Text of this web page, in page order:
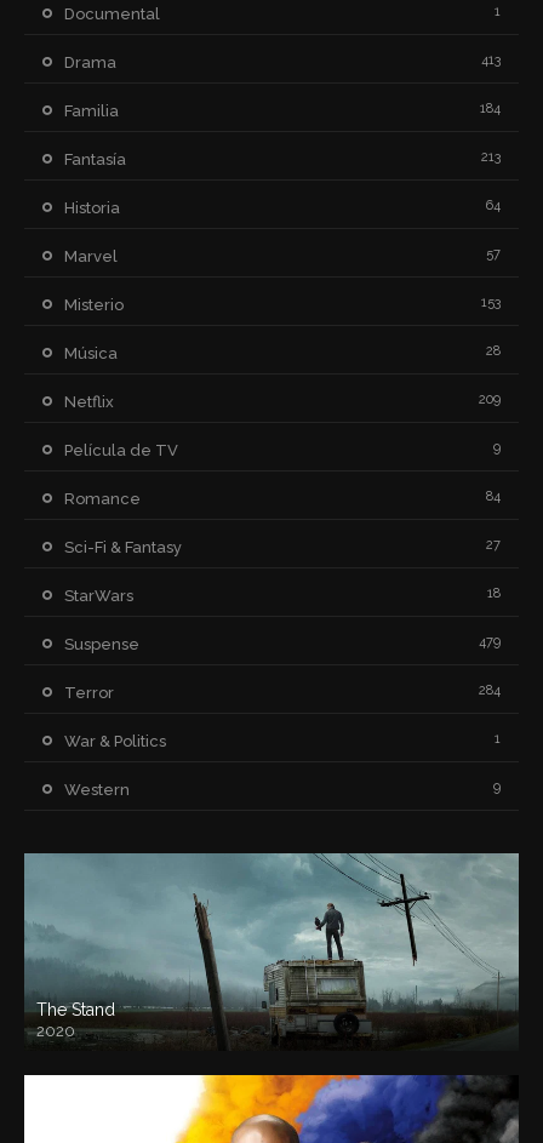
Documental 1
Drama 413
Familia 184
Fantasía 213
Historia 64
Marvel 57
Misterio 153
Música 28
Netflix 209
Película de TV 9
Romance 84
Sci-Fi & Fantasy 27
StarWars 18
Suspense 479
Terror 284
War & Politics 1
Western 9
The Stand
2020